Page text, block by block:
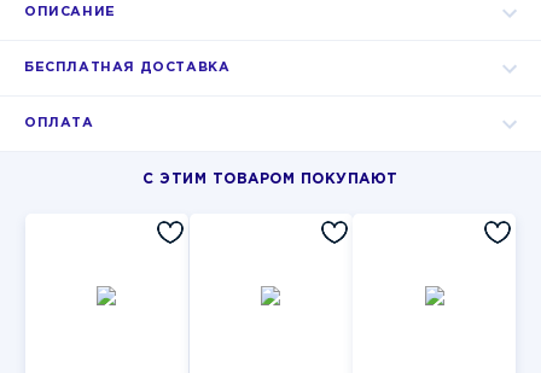
ОПИСАНИЕ
БЕСПЛАТНАЯ ДОСТАВКА
ОПЛАТА
С ЭТИМ ТОВАРОМ ПОКУПАЮТ